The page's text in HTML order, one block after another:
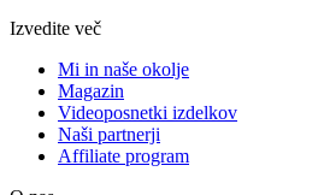
Izvedite več
Mi in naše okolje
Magazin
Videoposnetki izdelkov
Naši partnerji
Affiliate program